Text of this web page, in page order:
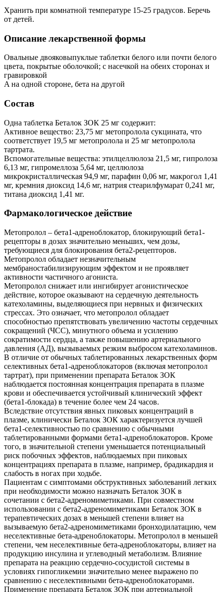
Хранить при комнатной температуре 15-25 градусов. Беречь
от детей.
Описание лекарственной формы
Овальные двояковыпуклые таблетки белого или почти белого
цвета, покрытые оболочкой; с насечкой на обеих сторонах и
гравировкой
A на одной стороне, бета на другой
Состав
Одна таблетка Беталок ЗОК 25 мг содержит:
Активное вещество: 23,75 мг метопролола сукцината, что
соответствует 19,5 мг метопролола и 25 мг метопролола
тартрата.
Вспомогательные вещества: этилцеллюлоза 21,5 мг, гипролоза
6,13 мг, гипромеллоза 5,64 мг, целлюлоза
микрокристаллическая 94,9 мг, парафин 0,06 мг, макрогол 1,41
мг, кремния диоксид 14,6 мг, натрия стеарилфумарат 0,241 мг,
титана диоксид 1,41 мг.
Фармакологическое действие
Метопролол – бета1-адреноблокатор, блокирующий бета1-
рецепторы в дозах значительно меньших, чем дозы,
требующиеся для блокирования бета2-рецепторов.
Метопролол обладает незначительным
мембраностабилизирующим эффектом и не проявляет
активности частичного агониста.
Метопролол снижает или ингибирует агонистическое
действие, которое оказывают на сердечную деятельность
катехоламины, выделяющиеся при нервных и физических
стрессах. Это означает, что метопролол обладает
способностью препятствовать увеличению частоты сердечных
сокращений (ЧСС), минутного объема и усилению
сократимости сердца, а также повышению артериального
давления (АД), вызываемых резким выбросом катехоламинов.
В отличие от обычных таблетированных лекарственных форм
селективных бета1-адреноблокаторов (включая метопролол
тартрат), при применении препарата Беталок ЗОК
наблюдается постоянная концентрация препарата в плазме
крови и обеспечивается устойчивый клинический эффект
(бета1-блокада) в течение более чем 24 часов.
Вследствие отсутствия явных пиковых концентраций в
плазме, клинически Беталок ЗОК характеризуется лучшей
бета1-селективностью по сравнению с обычными
таблетированными формами бета1-адреноблокаторов. Кроме
того, в значительной степени уменьшается потенциальный
риск побочных эффектов, наблюдаемых при пиковых
концентрациях препарата в плазме, например, брадикардия и
слабость в ногах при ходьбе.
Пациентам с симптомами обструктивных заболеваний легких
при необходимости можно назначать Беталок ЗОК в
сочетании с бета2-адреномиметиками. При совместном
использовании с бета2-адреномиметиками Беталок ЗОК в
терапевтических дозах в меньшей степени влияет на
вызываемую бета2-адреномиметиками бронходилатацию, чем
неселективные бета-адреноблокаторы. Метопролол в меньшей
степени, чем неселективные бета-адреноблокаторы, влияет на
продукцию инсулина и углеводный метаболизм. Влияние
препарата на реакцию сердечно-сосудистой системы в
условиях гипогликемии значительно менее выражено по
сравнению с неселективными бета-адреноблокаторами.
Применение препарата Беталок ЗОК при артериальной